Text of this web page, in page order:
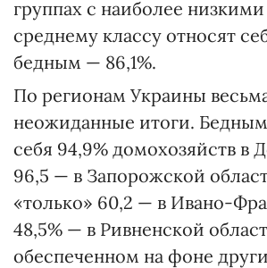
группах с наиболее
среднему классу относят
бедным — 86,1%.
По регионам Украины
неожиданные итоги.
себя 94,9% домохозяйств в
96,5 — в Запорожской
«только» 60,2 — в Ивано-
48,5% — в Ривненской
обеспеченном на фоне